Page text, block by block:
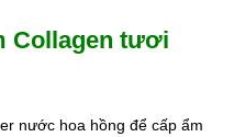
Collagen tươi
nước hoa hồng để cấp ẩm